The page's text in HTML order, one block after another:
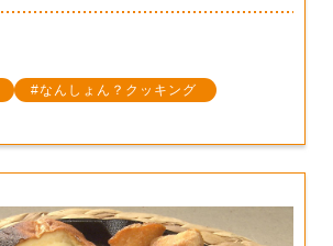
なんしょん？クッキング